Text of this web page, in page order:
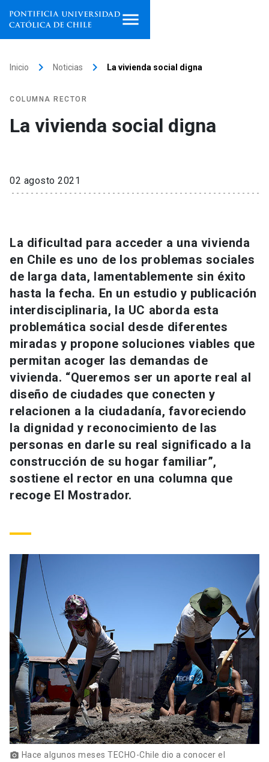
institutos
Internacionalización
Vinculación
Universidad
Información para keyboard_arrow_down
Futuros estudiantes
Estudiantes
Académicos
Personal
Padres y familia
Go to english site launch
ACCESOS DIRECTOS
Admisión launch
Mi Cuenta UC launch
Correo UC launch
Mi Portal UC launch
Medios Biblioteca launch
Inicio keyboard_arrow_right Noticias keyboard_arrow_right La vivienda social digna
COLUMNA RECTOR
La vivienda social digna
02 agosto 2021
La dificultad para acceder a una vivienda
en Chile es uno de los problemas sociales
de larga data, lamentablemente sin éxito
hasta la fecha. En un estudio y publicación
interdisciplinaria, la UC aborda esta
problemática social desde diferentes
miradas y propone soluciones viables que
permitan acoger las demandas de
vivienda. “Queremos ser un aporte real al
diseño de ciudades que conecten y
relacionen a la ciudadanía, favoreciendo
la dignidad y reconocimiento de las
personas en darle su real significado a la
construcción de su hogar familiar”,
sostiene el rector en una columna que
recoge El Mostrador.
photo_camera Hace algunos meses TECHO-Chile dio a conocer el